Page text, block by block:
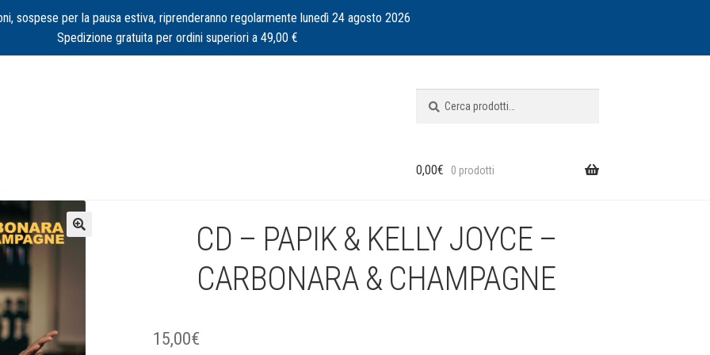
sospese per la pausa estiva, riprenderanno regolarmente lunedì 24 agosto 2026
Spedizione gratuita per ordini superiori a 49,00 €
0,00€ 0 prodotti
CD – PAPIK & KELLY JOYCE –
CARBONARA & CHAMPAGNE
15,00€